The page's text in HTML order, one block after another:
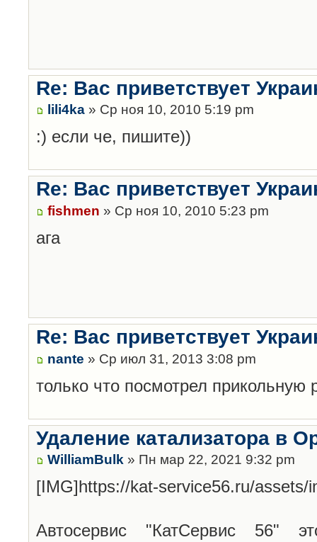
Re: Вас приветствует
lili4ka » Ср ноя 10, 2010 5:19 pm
:) если че, пишите))
Re: Вас приветствует
fishmen » Ср ноя 10, 2010 5:23 pm
ага
Re: Вас приветствует
nante » Ср июл 31, 2013 3:08 pm
только что посмотрел прикольную
Удаление катализатора в
WilliamBulk » Пн мар 22, 2021 9:32 pm
[IMG]https://kat-service56.ru/assets/
Автосервис "КатСервис 56"